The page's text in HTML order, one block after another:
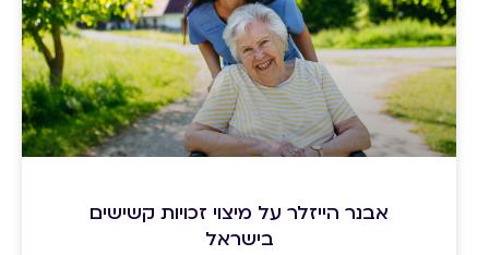
אבנר הייזלר על מיצוי זכויות קשישים
בישראל